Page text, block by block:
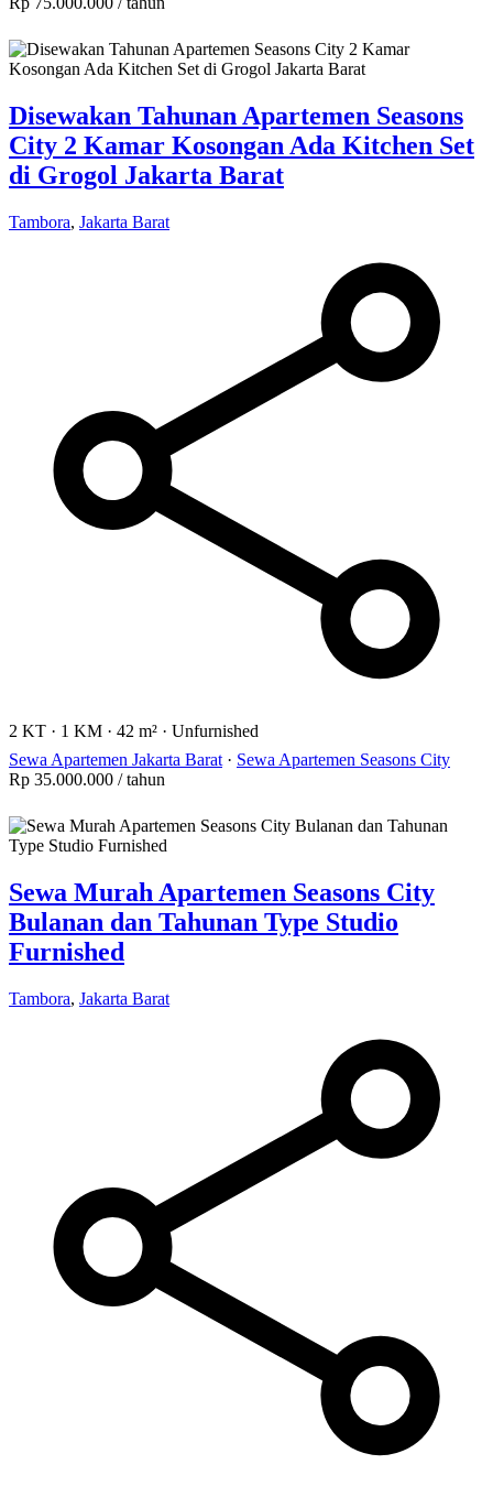
Disewakan Tahunan Apartemen Seasons
City 2 Kamar Kosongan Ada Kitchen Set
di Grogol Jakarta Barat
Tambora, Jakarta Barat
2 KT · 1 KM · 42 m² · Unfurnished
Sewa Apartemen Jakarta Barat · Sewa Apartemen Seasons City
Rp 35.000.000 / tahun
Sewa Murah Apartemen Seasons City
Bulanan dan Tahunan Type Studio
Furnished
Tambora, Jakarta Barat